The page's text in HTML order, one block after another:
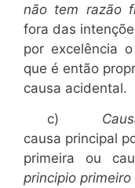
não tem razão
fora das
por excelência
que é então
causa acidental.
c)
causa principal
primeira ou
principio